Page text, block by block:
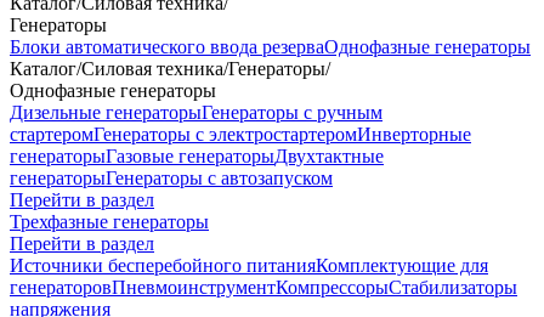
Генераторы
Блоки автоматического ввода резерваОднофазные генераторы
Каталог/Силовая техника/Генераторы/
Однофазные генераторы
Дизельные генераторыГенераторы с ручным
стартеромГенераторы с электростартеромИнверторные
генераторыГазовые генераторыДвухтактные
генераторыГенераторы с автозапуском
Перейти в раздел
Трехфазные генераторы
Перейти в раздел
Источники бесперебойного питанияКомплектующие для
генераторовПневмоинструментКомпрессорыСтабилизаторы
напряжения